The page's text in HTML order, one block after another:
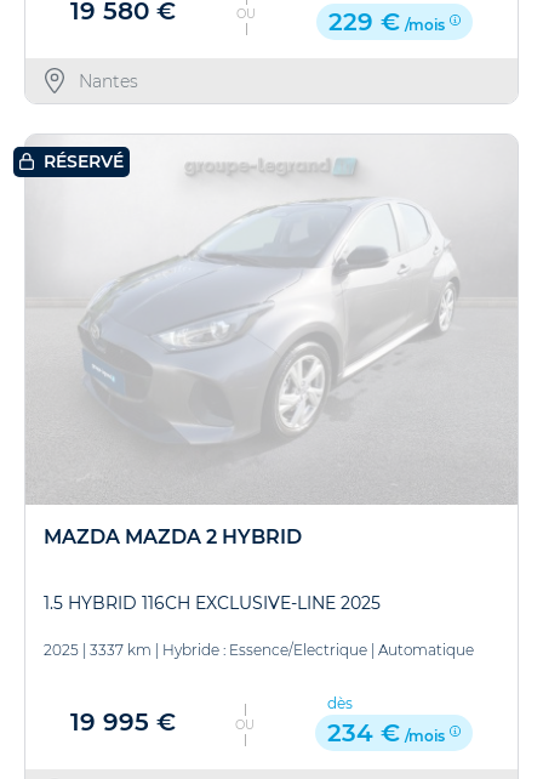
19 580 € OU 229 € /mois
Nantes
RÉSERVÉ
MAZDA MAZDA 2 HYBRID
1.5 HYBRID 116CH EXCLUSIVE-LINE 2025
2025 3337 km Hybride : Essence/Electrique Automatique
19 995 € OU
dès
234 € /mois